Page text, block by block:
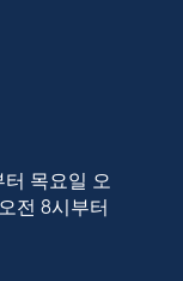
목요일 오
전 8시부터